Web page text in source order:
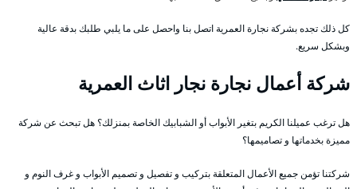
كل ذلك تجده بشركة نجارة العمرية اتصل بنا واحصل على ما يلبي طلبك بدقة عالية
وبشكل سريع.
شركة أعمال نجارة نجار اثاث العمرية
هل ترغب عميلنا الكريم بتغير الأبواب أو الشبابيك الخاصة بمنزلك؟ هل تبحث عن شركة
مميزة بخدماتها و تصاميمها؟
شركتنا تؤمن جميع الأعمال المتعلقة بتركيب و تفصيل و تصميم الأبواب و غرف النوم و